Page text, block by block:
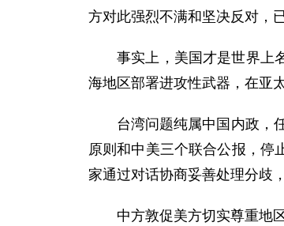
方对此强烈不满和坚决反对，
事实上，美国才是世界上
海地区部署进攻性武器，在亚
台湾问题纯属中国内政，
原则和中美三个联合公报，停
家通过对话协商妥善处理分歧
中方敦促美方切实尊重地